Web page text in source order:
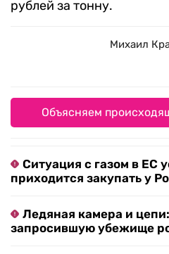
рублей за тонну.
Михаил
Объясняем
Ситуация с газом в ЕС
приходится закупать у
Ледяная камера и
запросившую убежище